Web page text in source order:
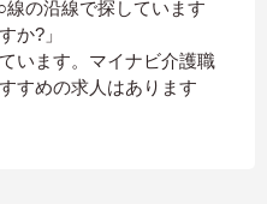
線の沿線で探しています
か?」
います。マイナビ介護職
すめの求人はあります